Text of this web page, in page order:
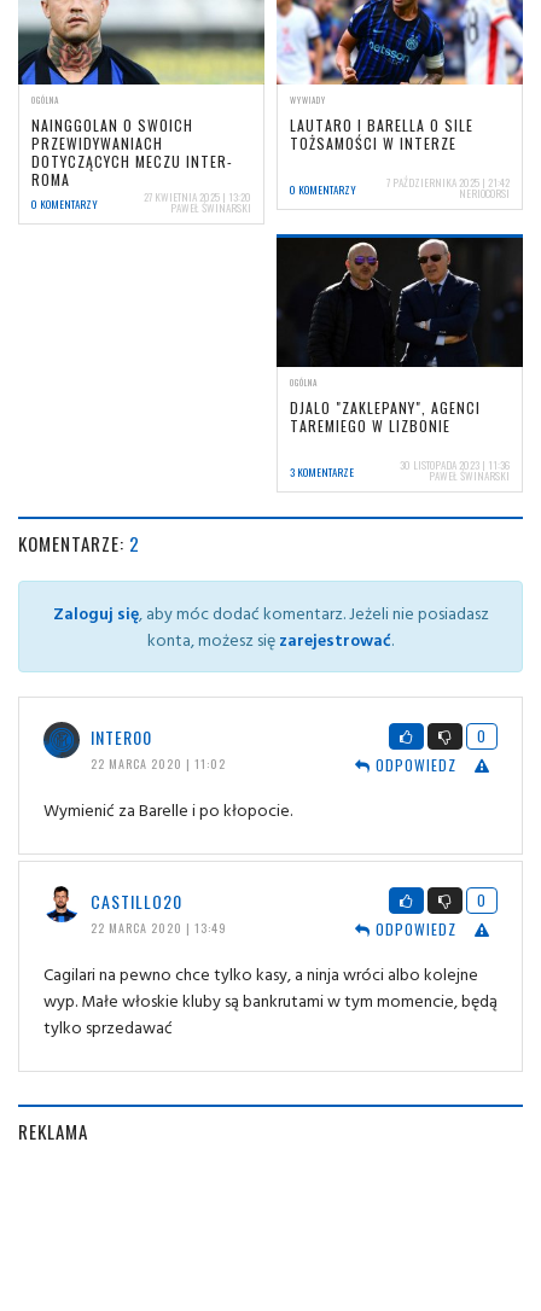
OGÓLNA
NAINGGOLAN O SWOICH
PRZEWIDYWANIACH
DOTYCZĄCYCH MECZU INTER-
ROMA
0 KOMENTARZY 27 KWIETNIA 2025 | 13:20
PAWEŁ ŚWINARSKI
WYWIADY
LAUTARO I BARELLA O SILE
TOŻSAMOŚCI W INTERZE
0 KOMENTARZY 7 PAŹDZIERNIKA 2025 | 21:42
NERIOCORSI
OGÓLNA
DJALO "ZAKLEPANY", AGENCI
TAREMIEGO W LIZBONIE
3 KOMENTARZE 30 LISTOPADA 2023 | 11:36
PAWEŁ ŚWINARSKI
KOMENTARZE: 2
Zaloguj się, aby móc dodać komentarz. Jeżeli nie posiadasz
konta, możesz sięzarejestrować.
INTER00
22 MARCA 2020 | 11:02
0
ODPOWIEDZ
Wymienić za Barelle i po kłopocie.
CASTILLO20
22 MARCA 2020 | 13:49
0
ODPOWIEDZ
Cagilari na pewno chce tylko kasy, a ninja wróci albo kolejne
wyp. Małe włoskie kluby są bankrutami w tym momencie, będą
tylko sprzedawać
REKLAMA